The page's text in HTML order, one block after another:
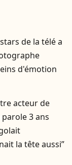
de la télé a
d'émotion
acteur de
3 ans
la tête aussi”